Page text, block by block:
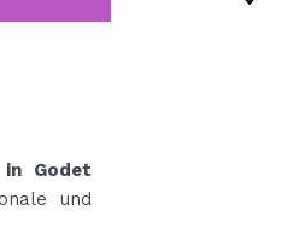
in Godet
und